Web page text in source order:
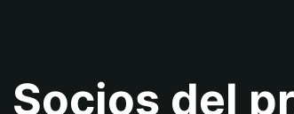
Socios del